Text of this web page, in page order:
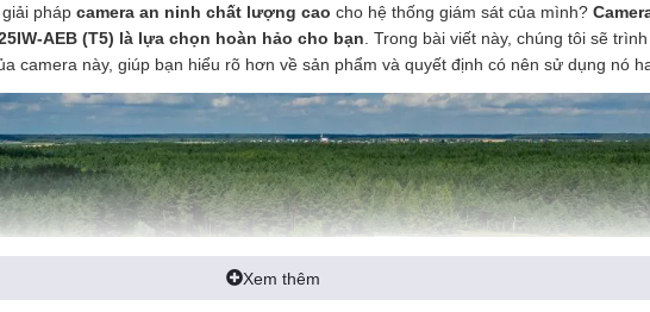
pháp camera an ninh chất lượng cao cho hệ thống giám sát của mình?
AEB (T5) là lựa chọn hoàn hảo cho bạn . Trong bài viết này, chúng tôi sẽ
camera này, giúp bạn hiểu rõ hơn về sản phẩm và quyết định có nên sử dụng nó
Xem thêm